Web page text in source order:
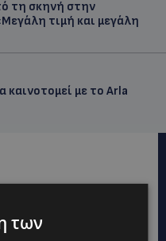
τη σκηνή στην
τιμή και μεγάλη
καινοτομεί με το Arla
των